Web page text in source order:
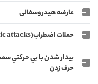
عارضه هیدروسفالی
حملات اضطراب(panic attacks) - مشکل در گوش میانی
بیدار شدن با بي حركتي
حرف زدن